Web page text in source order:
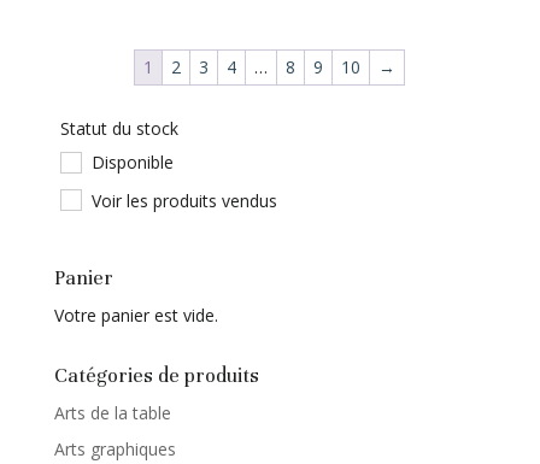
1 2 3 4 … 8 9 10 →
Statut du stock
Disponible
Voir les produits vendus
Panier
Votre panier est vide.
Catégories de produits
Arts de la table
Arts graphiques